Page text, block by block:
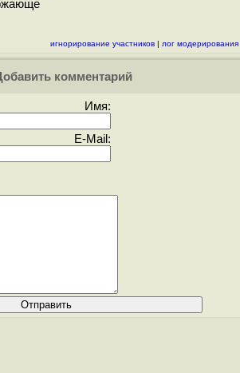
игнорирование участников | лог модерирования
комментарий
Имя:
E-Mail: